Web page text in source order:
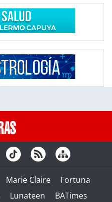
Marie Claire
Fortuna
Lunateen BATimes